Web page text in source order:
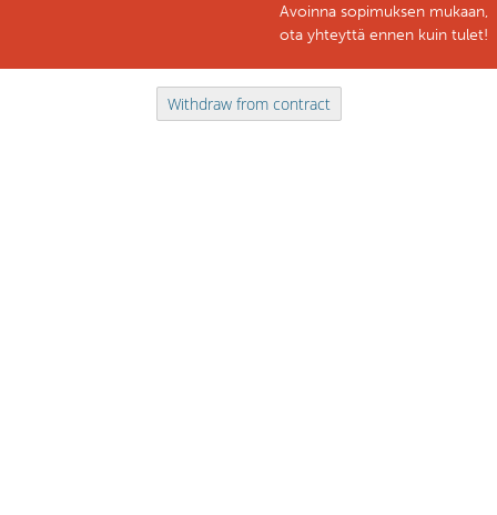
Avoinna sopimuksen mukaan,
ota yhteyttä ennen kuin tulet!
Withdraw from contract